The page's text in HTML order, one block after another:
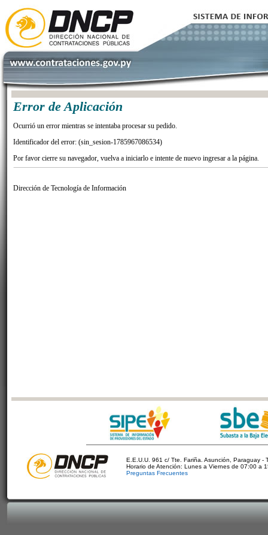
Error de Aplicación
Ocurrió un error mientras se intentaba procesar su pedido.
Identificador del error: (sin_sesion-1785967086534)
Por favor cierre su navegador, vuelva a iniciarlo e intente de nuevo ingresar a la página.
Dirección de Tecnología de Información
E.E.U.U. 961 c/ Tte. Fariña. Asunción, Paraguay -
Horario de Atención: Lunes a Viernes de 07:00 a
Preguntas Frecuentes